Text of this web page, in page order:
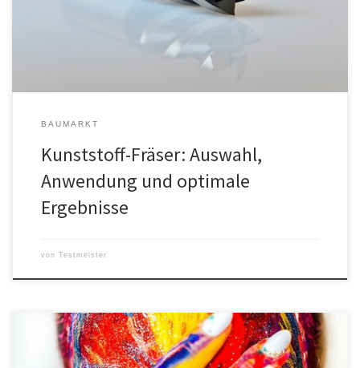
Auswahl der richtigen Fräser, ihre Anwendung sowie Tipps zur
Optimierung deiner Arbeitsergebnisse. Egal, ob du ein Profi oder
BAUMARKT
Kunststoff-Fräser: Auswahl,
Anwendung und optimale
Ergebnisse
von Testmeister